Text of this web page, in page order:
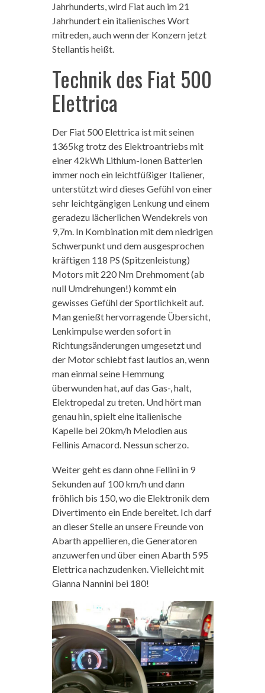
Jahrhunderts, wird Fiat auch im 21
Jahrhundert ein italienisches Wort
mitreden, auch wenn der Konzern jetzt
Stellantis heißt.
Technik des Fiat 500
Elettrica
Der Fiat 500 Elettrica ist mit seinen
1365kg trotz des Elektroantriebs mit
einer 42kWh Lithium-Ionen Batterien
immer noch ein leichtfüßiger Italiener,
unterstützt wird dieses Gefühl von einer
sehr leichtgängigen Lenkung und einem
geradezu lächerlichen Wendekreis von
9,7m. In Kombination mit dem niedrigen
Schwerpunkt und dem ausgesprochen
kräftigen 118 PS (Spitzenleistung)
Motors mit 220 Nm Drehmoment (ab
null Umdrehungen!) kommt ein
gewisses Gefühl der Sportlichkeit auf.
Man genießt hervorragende Übersicht,
Lenkimpulse werden sofort in
Richtungsänderungen umgesetzt und
der Motor schiebt fast lautlos an, wenn
man einmal seine Hemmung
überwunden hat, auf das Gas-, halt,
Elektropedal zu treten. Und hört man
genau hin, spielt eine italienische
Kapelle bei 20km/h Melodien aus
Fellinis Amacord. Nessun scherzo.
Weiter geht es dann ohne Fellini in 9
Sekunden auf 100 km/h und dann
fröhlich bis 150, wo die Elektronik dem
Divertimento ein Ende bereitet. Ich darf
an dieser Stelle an unsere Freunde von
Abarth appellieren, die Generatoren
anzuwerfen und über einen Abarth 595
Elettrica nachzudenken. Vielleicht mit
Gianna Nannini bei 180!